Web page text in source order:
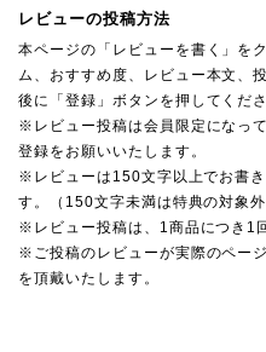
レビューの投稿方法
本ページの「レビューを書く」を
ム、おすすめ度、レビュー本文、
後に「登録」ボタンを押してくださ
※レビュー投稿は会員限定になっ
登録をお願いいたします。
※レビューは150文字以上でお書
す。（150文字未満は特典の対象
※レビュー投稿は、1商品につき1
※ご投稿のレビューが実際のペー
を頂戴いたします。